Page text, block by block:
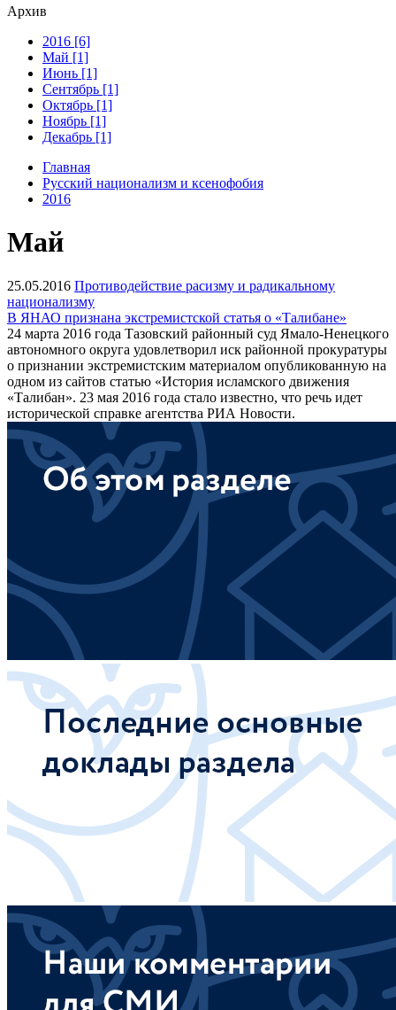
Архив
2016 [6]
Май [1]
Июнь [1]
Сентябрь [1]
Октябрь [1]
Ноябрь [1]
Декабрь [1]
Главная
Русский национализм и ксенофобия
2016
Май
25.05.2016 Противодействие расизму и радикальному
национализму
В ЯНАО признана экстремистской статья о «Талибане»
24 марта 2016 года Тазовский районный суд Ямало-Ненецкого
автономного округа удовлетворил иск районной прокуратуры
о признании экстремистским материалом опубликованную на
одном из сайтов статью «История исламского движения
«Талибан». 23 мая 2016 года стало известно, что речь идет
исторической справке агентства РИА Новости.